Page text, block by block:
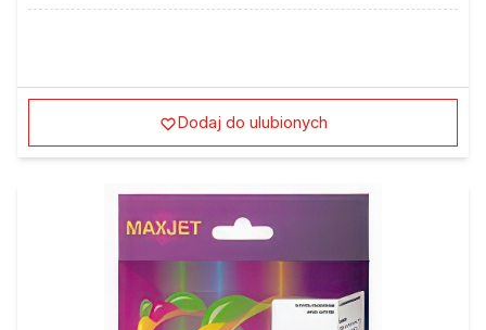
Dodaj do ulubionych